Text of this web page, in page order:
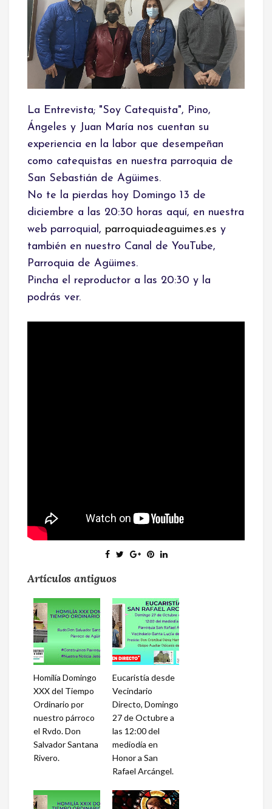
La Entrevista; "Soy Catequista", Pino,
Ángeles y Juan María nos cuentan su
experiencia en la labor que desempeñan
como catequistas en nuestra parroquia de
San Sebastián de Agüimes.
No te la pierdas hoy Domingo 13 de
diciembre a las 20:30 horas aquí, en nuestra
web parroquial, parroquiadeaguimes.es y
también en nuestro Canal de YouTube,
Parroquia de Agüimes.
Pincha el reproductor a las 20:30 y la
podrás ver.
Artículos antiguos
Homilía Domingo
XXX del Tiempo
Ordinario por
nuestro párroco
el Rvdo. Don
Salvador Santana
Rivero.
Eucaristía desde
Vecindario
Directo, Domingo
27 de Octubre a
las 12:00 del
mediodía en
Honor a San
Rafael Arcángel.